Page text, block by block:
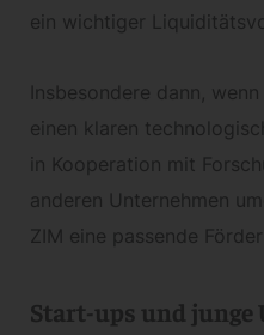
ein wichtiger
Insbesondere dann,
einen klaren
in Kooperation mit
anderen Unternehmen
ZIM eine passende
Start-ups und junge